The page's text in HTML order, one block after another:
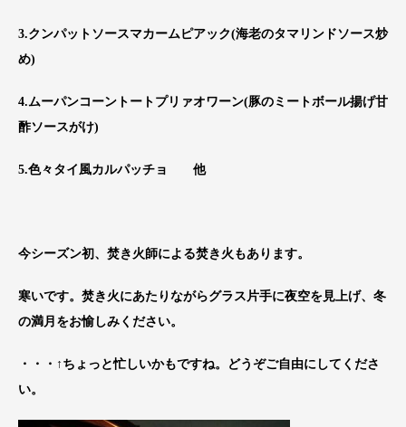
3.クンパットソースマカームピアック(海老のタマリンドソース炒
め)
4.ムーパンコーントートプリァオワーン(豚のミートボール揚げ甘
酢ソースがけ)
5.色々タイ風カルパッチョ 他
今シーズン初、焚き火師による焚き火もあります。
寒いです。焚き火にあたりながらグラス片手に夜空を見上げ、冬
の満月をお愉しみください。
・・・↑ちょっと忙しいかもですね。どうぞご自由にしてくださ
い。